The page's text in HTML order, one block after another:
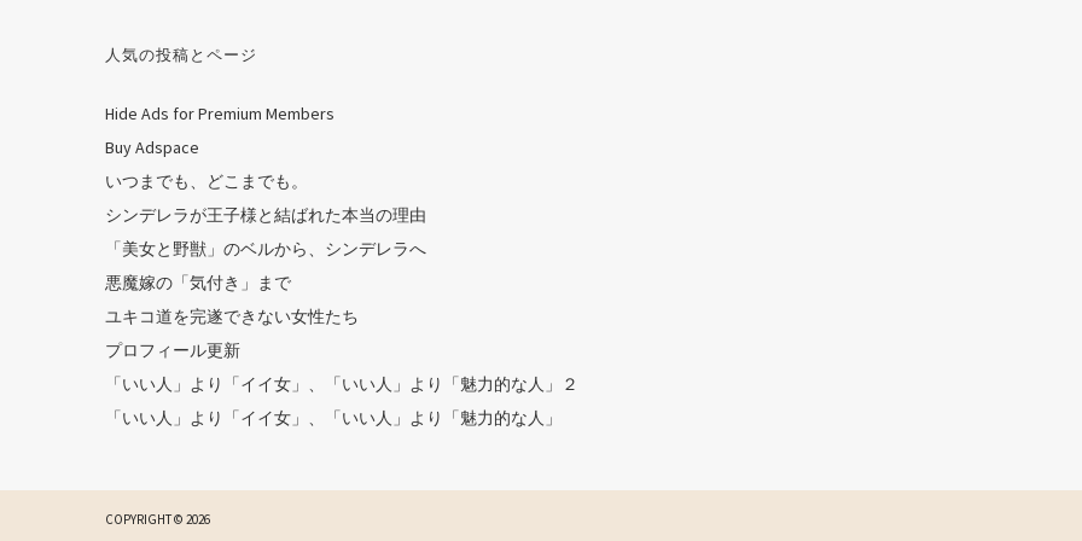
人気の投稿とページ
Hide Ads for Premium Members
Buy Adspace
いつまでも、どこまでも。
シンデレラが王子様と結ばれた本当の理由
「美女と野獣」のベルから、シンデレラへ
悪魔嫁の「気付き」まで
ユキコ道を完遂できない女性たち
プロフィール更新
「いい人」より「イイ女」、「いい人」より「魅力的な人」２
「いい人」より「イイ女」、「いい人」より「魅力的な人」
COPYRIGHT © 2026